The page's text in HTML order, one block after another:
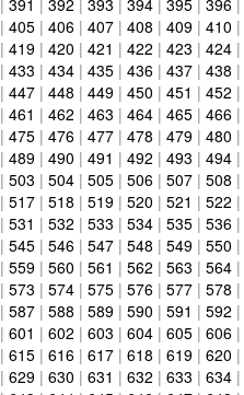
405| 406| 407| 408 | 409| 410 |
| 419| 420 | 421 | 422 | 423 | 424|
| 433 | 434| 435| 436| 437| 438 |
447| 448 | 449| 450 | 451 | 452 |
| 461 | 462 | 463 | 464| 465| 466|
475| 476| 477| 478 | 479| 480 |
| 489| 490 | 491 | 492 | 493 | 494|
| 503 | 504| 505| 506| 507| 508 |
517| 518 | 519| 520 | 521 | 522 |
| 531 | 532 | 533 | 534| 535| 536|
545| 546| 547| 548 | 549| 550 |
| 559| 560 | 561 | 562 | 563 | 564|
| 573 | 574| 575| 576| 577| 578 |
587| 588 | 589| 590 | 591 | 592 |
| 601 | 602 | 603 | 604| 605| 606|
615| 616| 617| 618 | 619| 620 |
| 629| 630 | 631 | 632 | 633 | 634|